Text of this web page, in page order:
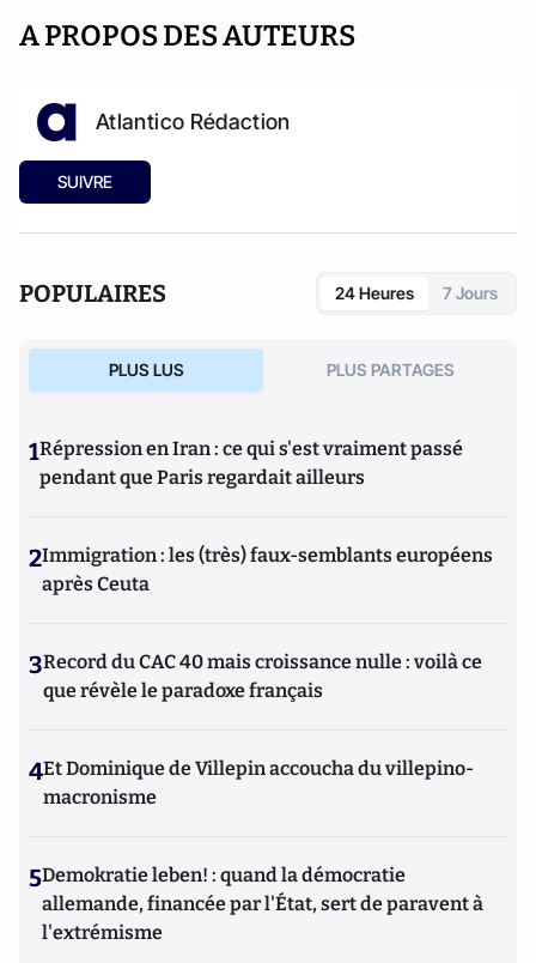
A PROPOS DES AUTEURS
Atlantico Rédaction
SUIVRE
POPULAIRES 24 Heures 7 Jours
PLUS LUS PLUS PARTAGES
1Répression en Iran : ce qui s'est vraiment passé
pendant que Paris regardait ailleurs
2Immigration : les (très) faux-semblants européens
après Ceuta
3Record du CAC 40 mais croissance nulle : voilà ce
que révèle le paradoxe français
4Et Dominique de Villepin accoucha du villepino-
macronisme
5Demokratie leben! : quand la démocratie
allemande, financée par l'État, sert de paravent à
l'extrémisme